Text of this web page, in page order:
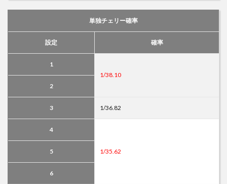
単独チェリー確率
設定 確率
1
1/38.10
2
3 1/36.82
4
1/35.62
5
6